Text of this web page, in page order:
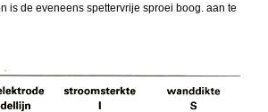
is de eveneens spettervrije sproei boog. aan te